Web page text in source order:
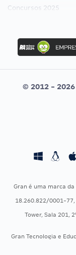
Concursos 2025
Concurso Nacional
Concurso Ibama
Concurso MPU
Editais publicados
CONCURSOS POR
Concursos Fiscais
Concursos Saúde
Residência
© 2012 -
Gran é uma marca da
18.260.822/0001-77,
Tower, Sala 201,
Gran Tecnologia e